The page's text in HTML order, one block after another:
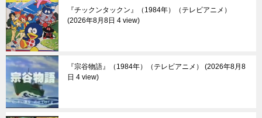
『チックンタックン』（1984年）（テレビアニメ）
2026年8月8日 4 view
『宗谷物語』（1984年）（テレビアニメ）
2026年8月8
日 4 view